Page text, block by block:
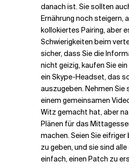
danach ist. Sie sollten
Ernährung noch steigern,
kollokiertes Pairing, aber
Schwierigkeiten beim
sicher, dass Sie die
nicht geizig, kaufen Sie
ein Skype-Headset, das
auszugeben. Nehmen Sie
einem gemeinsamen
Witz gemacht hat, aber
Plänen für das
machen. Seien Sie
zu geben, und sie sind
einfach, einen Patch zu